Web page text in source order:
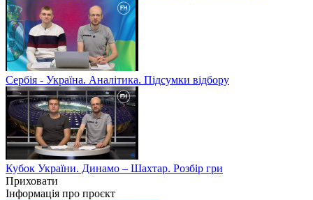
Сербія - Україна. Аналітика. Підсумки відбору
Кубок України. Динамо – Шахтар. Розбір гри
Приховати
Інформація про проєкт